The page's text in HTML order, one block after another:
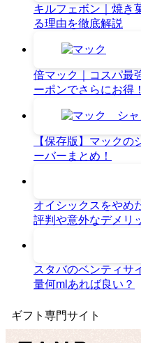
キルフェボン｜焼き
る理由を徹底解説
倍マック｜コスパ最
ーポンでさらにお得！
【保存版】マック
ーバーまとめ！
オイシックスをやめ
評判や意外なデメリ
スタバのベンティサ
量何mlあれば良い？
ギフト専門サイト